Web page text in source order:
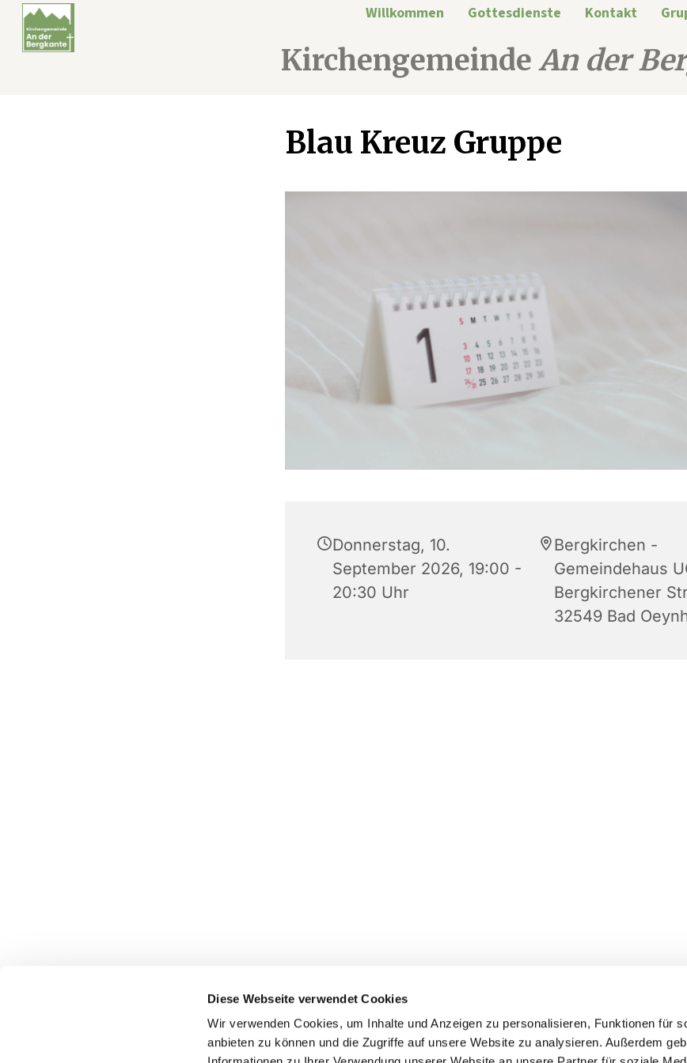
Diese Webseite verwendet Cookies
Wir verwenden Cookies, um Inhalte und Anzeigen zu personalisieren, Funktionen für
anbieten zu können und die Zugriffe auf unsere Website zu analysieren. Außerdem
Willkommen Gottesdienste Kontakt
KirchengemeindeAn der
Blau Kreuz Gruppe
Donnerstag, 10.
September 2026, 19:00 -
20:30 Uhr
Bergkirchen -
Gemeindehaus
Bergkirchener
32549 Bad
Startseite Gottesdienste Gemeindebüros Gruppen & Kreise